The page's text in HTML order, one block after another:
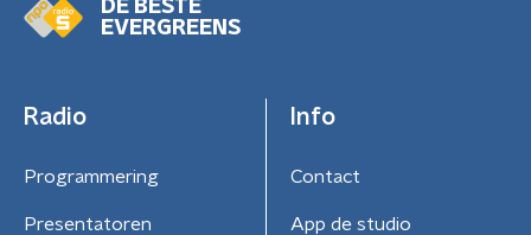
DE BESTE
EVERGREENS
Radio
Programmering
Presentatoren
Info
Contact
App de studio